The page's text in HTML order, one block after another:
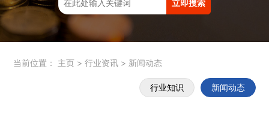
当前位置： 主页 >行业资讯 > 新闻动态
行业知识 新闻动态